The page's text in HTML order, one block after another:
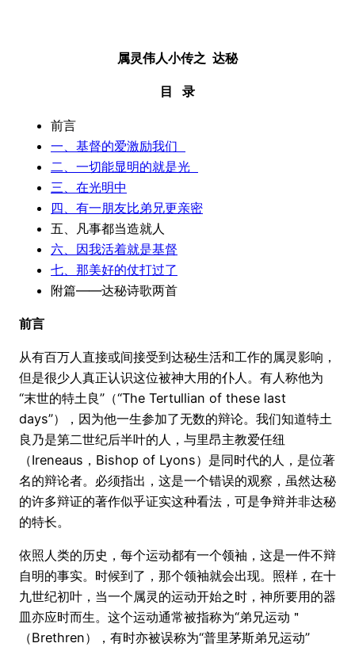
属灵伟人小传之 达秘
目 录
前言
一、基督的爱激励我们
二、一切能显明的就是光
三、在光明中
四、有一朋友比弟兄更亲密
五、凡事都当造就人
六、因我活着就是基督
七、那美好的仗打过了
附篇——达秘诗歌两首
前言
从有百万人直接或间接受到达秘生活和工作的属灵影响，
但是很少人真正认识这位被神大用的仆人。有人称他为
“末世的特土良”（“The Tertullian of these last
days”），因为他一生参加了无数的辩论。我们知道特土
良乃是第二世纪后半叶的人，与里昂主教爱任纽
（Ireneaus，Bishop of Lyons）是同时代的人，是位著
名的辩论者。必须指出，这是一个错误的观察，虽然达秘
的许多辩证的著作似乎证实这种看法，可是争辩并非达秘
的特长。
依照人类的历史，每个运动都有一个领袖，这是一件不辩
自明的事实。时候到了，那个领袖就会出现。照样，在十
九世纪初叶，当一个属灵的运动开始之时，神所要用的器
皿亦应时而生。这个运动通常被指称为“弟兄运动＂
（Brethren），有时亦被误称为“普里茅斯弟兄运动”